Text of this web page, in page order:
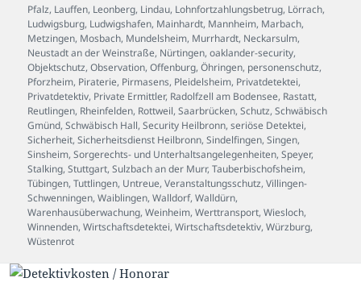
Pfalz, Lauffen, Leonberg, Lindau, Lohnfortzahlungsbetrug, Lörrach,
Ludwigsburg, Ludwigshafen, Mainhardt, Mannheim, Marbach,
Metzingen, Mosbach, Mundelsheim, Murrhardt, Neckarsulm,
Neustadt an der Weinstraße, Nürtingen,oaklander-security,
Objektschutz,Observation,Offenburg,Öhringen, personenschutz,
Pforzheim, Piraterie, Pirmasens, Pleidelsheim, Privatdetektei,
Privatdetektiv, Private Ermittler, Radolfzell am Bodensee, Rastatt,
Reutlingen, Rheinfelden, Rottweil,Saarbrücken,Schutz,Schwäbisch
Gmünd,Schwäbisch Hall,Security Heilbronn,seriöse Detektei,
Sicherheit,Sicherheitsdienst Heilbronn,Sindelfingen,Singen,
Sinsheim,Sorgerechts- und Unterhaltsangelegenheiten,Speyer,
Stalking,Stuttgart,Sulzbach an der Murr,Tauberbischofsheim,
Tübingen,Tuttlingen, Untreue,Veranstaltungsschutz,Villingen-
Schwenningen,Waiblingen,Walldorf,Walldürn,
Warenhausüberwachung,Weinheim,Werttransport,Wiesloch,
Winnenden,Wirtschaftsdetektei,Wirtschaftsdetektiv,Würzburg,
Wüstenrot